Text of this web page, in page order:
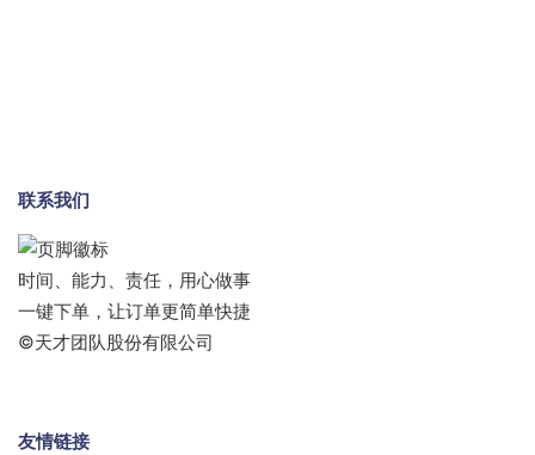
联系我们
时间、能力、责任，用心做事
一键下单，让订单更简单快捷
©天才团队股份有限公司
友情链接